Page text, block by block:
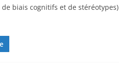
biais cognitifs et de stéréotypes)